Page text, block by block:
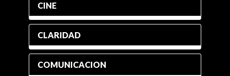
CINE
CLARIDAD
COMUNICACION